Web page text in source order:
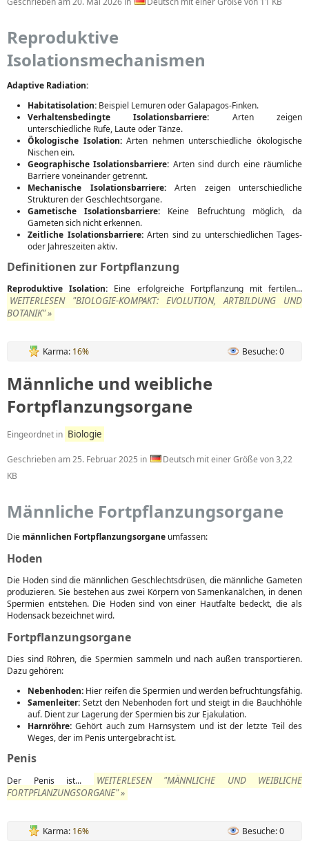
Reproduktive
Isolationsmechanismen
Adaptive Radiation:
Habitatisolation: Beispiel Lemuren oder Galapagos-Finken.
Verhaltensbedingte Isolationsbarriere: Arten zeigen
unterschiedliche Rufe, Laute oder Tänze.
Ökologische Isolation:Arten nehmen unterschiedliche ökologische
Nischen ein.
Geographische Isolationsbarriere: Arten sind durch eine räumliche
Barriere voneinander getrennt.
Mechanische Isolationsbarriere:Arten zeigen unterschiedliche
Strukturen der Geschlechtsorgane.
Gametische Isolationsbarriere: Keine Befruchtung möglich, da
Gameten sich nicht erkennen.
Zeitliche Isolationsbarriere:Arten sind zu unterschiedlichen Tages-
oder Jahreszeiten aktiv.
Definitionen zur Fortpflanzung
Reproduktive Isolation: Eine erfolgreiche Fortpflanzung mit fertilen...
WEITERLESEN "BIOLOGIE-KOMPAKT: EVOLUTION, ARTBILDUNG UND
BOTANIK" »
Karma: 16% Besuche: 0
Männliche und weibliche
Fortpflanzungsorgane
Eingeordnet in Biologie
Geschrieben am25. Februar 2025 in
Deutsch mit einer Größe von 3,22
KB
Männliche Fortpflanzungsorgane
Die männlichen Fortpflanzungsorgane umfassen:
Hoden
Die Hoden sind die männlichen Geschlechtsdrüsen, die männliche Gameten
produzieren. Sie bestehen aus zwei Körpern von Samenkanälchen, in denen
Spermien entstehen. Die Hoden sind von einer Hautfalte bedeckt, die als
Hodensack bezeichnet wird.
Fortpflanzungsorgane
Dies sind Röhren, die Spermien sammeln und nach außen transportieren.
Dazu gehören:
Nebenhoden: Hier reifen die Spermien und werden befruchtungsfähig.
Samenleiter: Setzt den Nebenhoden fort und steigt in die Bauchhöhle
auf. Dient zur Lagerung der Spermien bis zur Ejakulation.
Harnröhre: Gehört auch zum Harnsystem und ist der letzte Teil des
Weges, der im Penis untergebracht ist.
Penis
Der Penis ist...
WEITERLESEN "MÄNNLICHE UND WEIBLICHE
FORTPFLANZUNGSORGANE" »
Karma: 16% Besuche: 0